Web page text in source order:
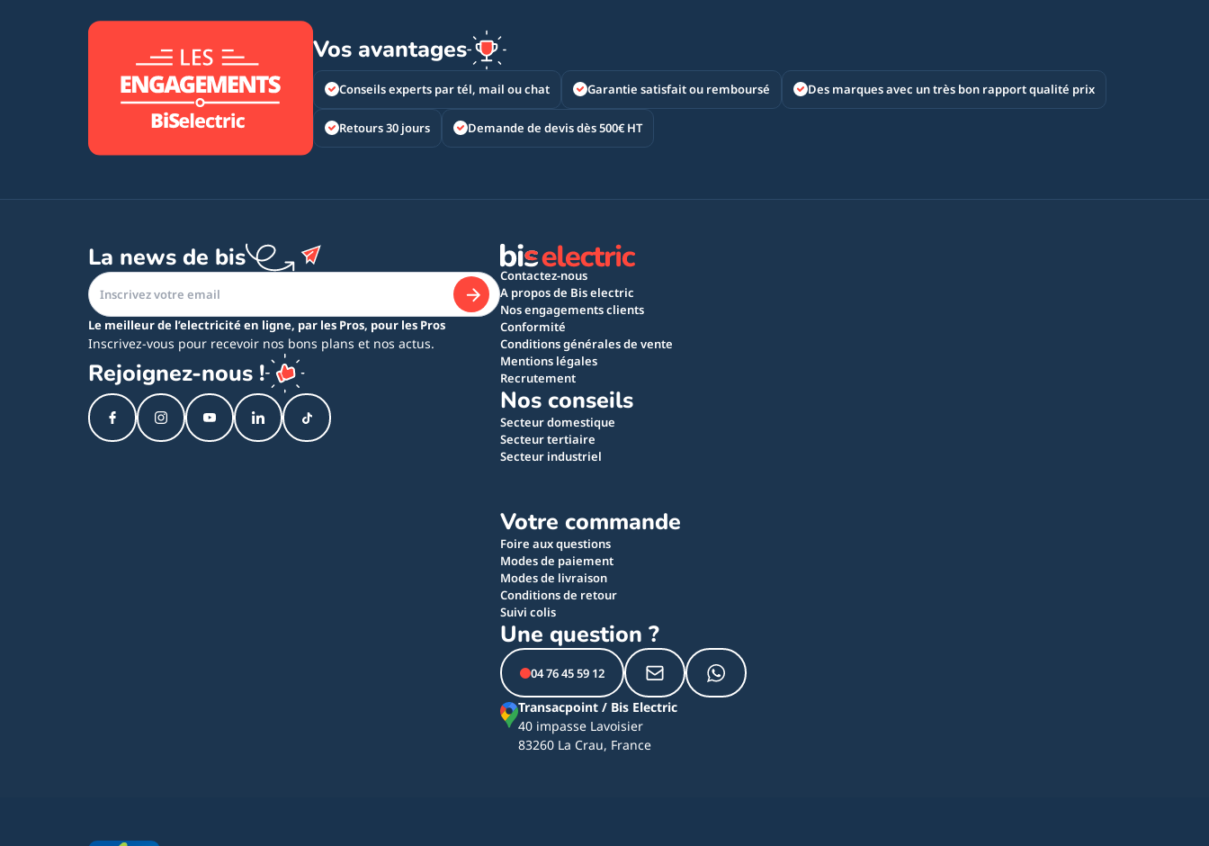
Vos avantages
Conseils experts par tél, mail ou chat Garantie satisfait ou remboursé Des marques avec un très bon rapport qualité prix
Retours 30 jours Demande de devis dès 500€ HT
La news de bis
Le meilleur de l’electricité en ligne, par les Pros, pour les Pros
Inscrivez-vous pour recevoir nos bons plans et nos actus.
Rejoignez-nous !
Contactez-nous
A propos de Bis electric
Nos engagements clients
Conformité
Conditions générales de vente
Mentions légales
Recrutement
Nos conseils
Secteur domestique
Secteur tertiaire
Secteur industriel
Votre commande
Foire aux questions
Modes de paiement
Modes de livraison
Conditions de retour
Suivi colis
Une question ?
04 76 45 59 12
Transacpoint / Bis Electric
40 impasse Lavoisier
83260 La Crau, France